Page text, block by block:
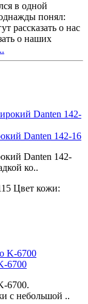
в одной
понял:
рассказать о нас
о наших
Danten 142-16
Danten 142-
ко..
Цвет кожи:
6700
6700.
с небольшой ..